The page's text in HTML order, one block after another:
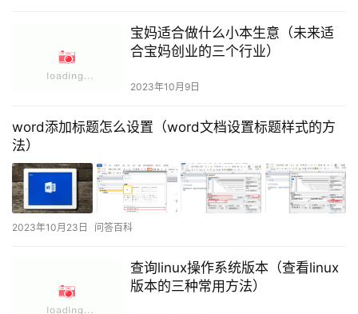
宝妈适合做什么小本生意（未来适
合宝妈创业的三个行业）
2023年10月9日
word添加标题怎么设置（word文档设置标题样式的方
法）
2023年10月23日 问答百科
查询linux操作系统版本（查看linux
版本的三种常用方法）